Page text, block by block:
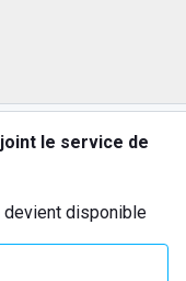
le service de
devient disponible